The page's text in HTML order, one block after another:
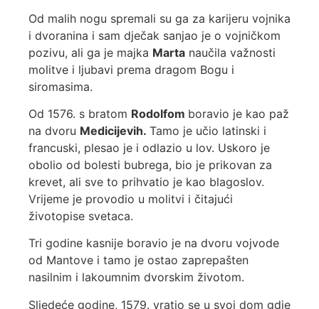
Od malih nogu spremali su ga za karijeru vojnika
i dvoranina i sam dječak sanjao je o vojničkom
pozivu, ali ga je majka Marta naučila važnosti
molitve i ljubavi prema dragom Bogu i
siromasima.
Od 1576. s bratom Rodolfom boravio je kao paž
na dvoru Medicijevih. Tamo je učio latinski i
francuski, plesao je i odlazio u lov. Uskoro je
obolio od bolesti bubrega, bio je prikovan za
krevet, ali sve to prihvatio je kao blagoslov.
Vrijeme je provodio u molitvi i čitajući
životopise svetaca.
Tri godine kasnije boravio je na dvoru vojvode
od Mantove i tamo je ostao zaprepašten
nasilnim i lakoumnim dvorskim životom.
Sljedeće godine, 1579. vratio se u svoj dom gdje